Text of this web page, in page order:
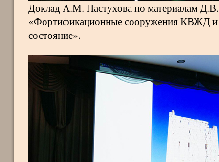
Доклад А.М. Пастухова по материалам Д.В.
«Фортификационные сооружения КВЖД и
состояние».